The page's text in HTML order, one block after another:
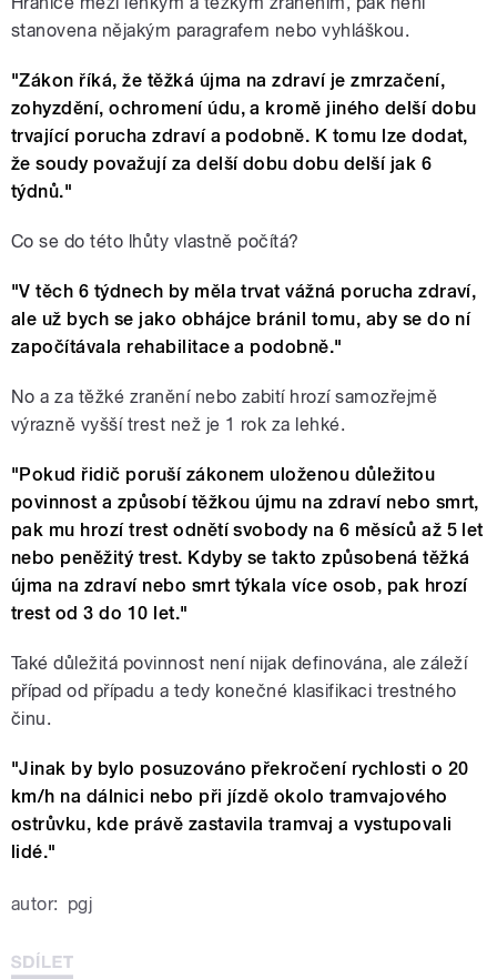
stanovena nějakým paragrafem nebo vyhláškou.
"Zákon říká, že těžká újma na zdraví je zmrzačení,
zohyzdění, ochromení údu, a kromě jiného delší dobu
trvající porucha zdraví a podobně. K tomu lze dodat,
že soudy považují za delší dobu dobu delší jak 6
týdnů."
Co se do této lhůty vlastně počítá?
"V těch 6 týdnech by měla trvat vážná porucha zdraví,
ale už bych se jako obhájce bránil tomu, aby se do ní
započítávala rehabilitace a podobně."
No a za těžké zranění nebo zabití hrozí samozřejmě
výrazně vyšší trest než je 1 rok za lehké.
"Pokud řidič poruší zákonem uloženou důležitou
povinnost a způsobí těžkou újmu na zdraví nebo smrt,
pak mu hrozí trest odnětí svobody na 6 měsíců až 5 let
nebo peněžitý trest. Kdyby se takto způsobená těžká
újma na zdraví nebo smrt týkala více osob, pak hrozí
trest od 3 do 10 let."
Také důležitá povinnost není nijak definována, ale záleží
případ od případu a tedy konečné klasifikaci trestného
činu.
"Jinak by bylo posuzováno překročení rychlosti o 20
km/h na dálnici nebo při jízdě okolo tramvajového
ostrůvku, kde právě zastavila tramvaj a vystupovali
lidé."
autor: pgj